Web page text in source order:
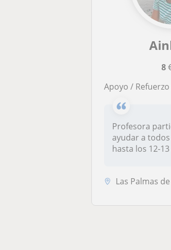
8
Apoyo / Refuerzo para los
Profesora
ayudar a
hasta los 12-
Las Palmas